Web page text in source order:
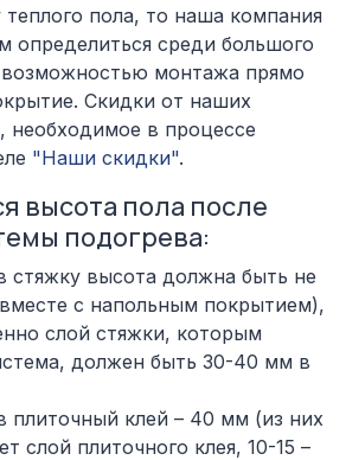
теплого пола, то наша компания
определиться среди большого
монтажа прямо
Скидки от наших
необходимое в процессе
"Наши скидки".
высота пола после
подогрева:
стяжку высота должна быть не
с напольным покрытием),
слой стяжки, которым
должен быть 30-40 мм в
плиточный клей – 40 мм (из них
слой плиточного клея, 10-15 –